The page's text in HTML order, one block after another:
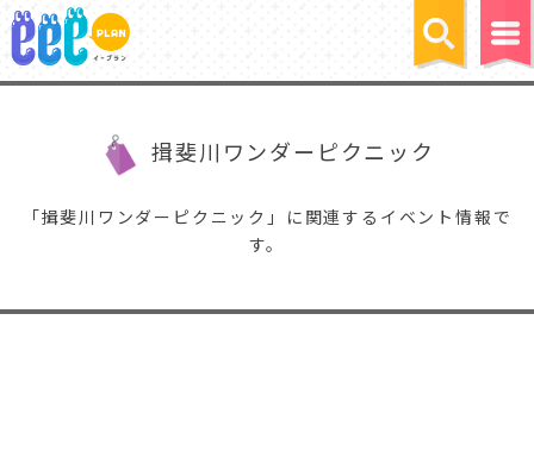
揖斐川ワンダーピクニック
「揖斐川ワンダーピクニック」に関連するイベント情報で
す。